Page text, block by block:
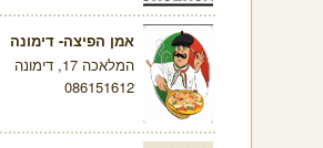
אמן הפיצה- דימונה
המלאכה 17, דימונה
086151612